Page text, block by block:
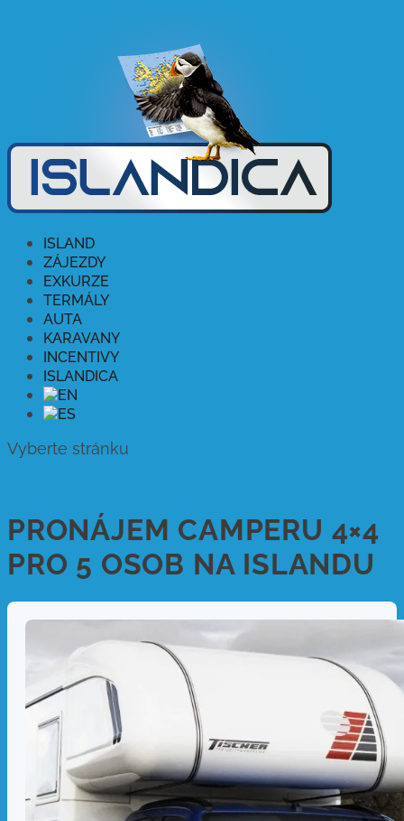
ISLAND
ZÁJEZDY
EXKURZE
TERMÁLY
AUTA
KARAVANY
INCENTIVY
ISLANDICA
Vyberte stránku
PRONÁJEM CAMPERU 4×4
PRO 5 OSOB NA ISLANDU